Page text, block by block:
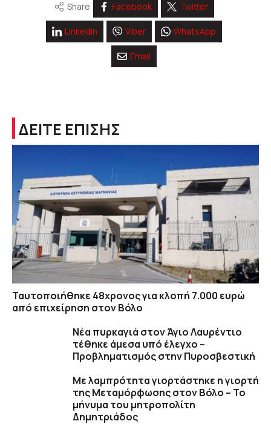
Share Facebook Twitter
Linkedin Viber WhatsApp
Email
ΔΕΙΤΕ ΕΠΙΣΗΣ
Ταυτοποιήθηκε 48χρονος για κλοπή 7.000 ευρώ
από επιχείρηση στον Βόλο
Νέα πυρκαγιά στον Άγιο Λαυρέντιο
τέθηκε άμεσα υπό έλεγχο –
Προβληματισμός στην Πυροσβεστική
Με λαμπρότητα γιορτάστηκε η γιορτή
της Μεταμόρφωσης στον Βόλο – Το
μήνυμα του μητροπολίτη
Δημητριάδος